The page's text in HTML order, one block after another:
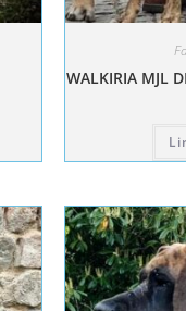
WALKIRIA MJL